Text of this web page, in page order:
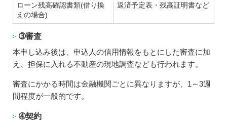
ローン残高確認書類(借り換
えの場合)
返済予定表・残高証明書など
➂審査
本申し込み後は、申込人の信用情報をもとにした審査に加
え、担保に入れる不動産の現地調査なども行われます。
審査にかかる時間は金融機関ごとに異なりますが、1～3週
間程度が一般的です。
➃契約